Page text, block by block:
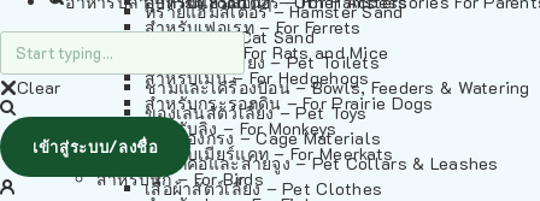
ทรายแฮมสเตอร์ – Hamster Sand
ทรายแมว – Cat Sand
ห้องน้ำสัตว์เลี้ยง – Pet Toilets
ชามและเครื่องป้อน – Bowls, Feeders & Watering
ของเล่นสัตว์เลี้ยง – Pet Toys
วัสดุรองกรง – Cage Materials
ปลอกคอและสายจูง – Pet Collars & Leashes
เสื้อผ้าสัตว์เลี้ยง – Pet Clothes
สำหรับเฟอเรท – For Ferrets
สำหรับหนู – For Rats and Mice
สำหรับเม่น – For Hedgehogs
สำหรับกระรอกดิน – For Prairie Dogs
สำหรับลิง – For Monkeys
สำหรับเมียร์แคท – For Meerkats
สำหรับนก – For Birds
Clear
เข้าสู่ระบบ/ลงชื่อ